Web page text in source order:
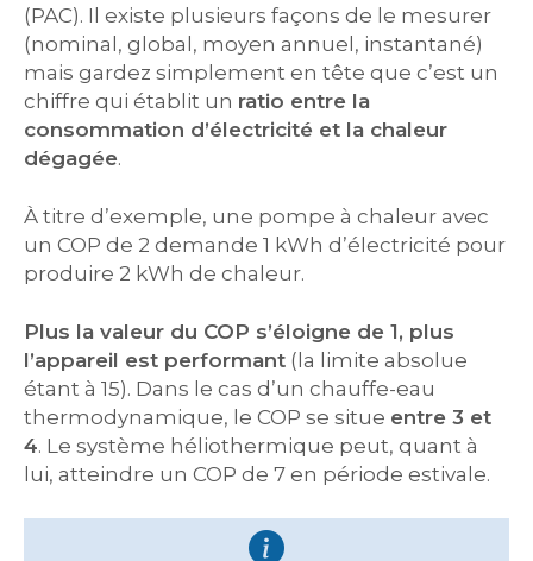
(PAC). Il existe plusieurs façons de le mesurer
(nominal, global, moyen annuel, instantané)
mais gardez simplement en tête que c’est un
chiffre qui établit un ratio entre la
consommation d’électricité et la chaleur
dégagée.
À titre d’exemple, une pompe à chaleur avec
un COP de 2 demande 1 kWh d’électricité pour
produire 2 kWh de chaleur.
Plus la valeur du COP s’éloigne de 1, plus
l’appareil est performant (la limite absolue
étant à 15). Dans le cas d’un chauffe-eau
thermodynamique, le COP se situe entre 3 et
4. Le système héliothermique peut, quant à
lui, atteindre un COP de 7 en période estivale.